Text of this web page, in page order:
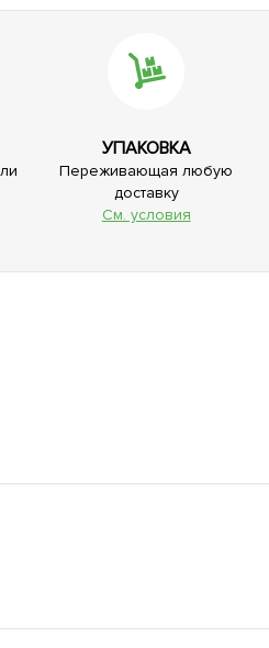
УПАКОВКА
Переживающая любую
доставку
См. условия